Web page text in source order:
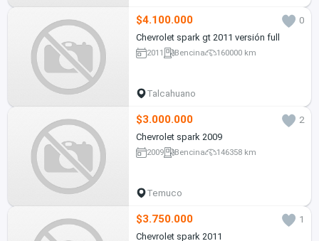
$4.100.000
0
Chevrolet spark gt 2011 versión full
2011 Bencina 160000 km
Talcahuano
$3.000.000
2
Chevrolet spark 2009
2009 Bencina 146358 km
Temuco
$3.750.000
1
Chevrolet spark 2011